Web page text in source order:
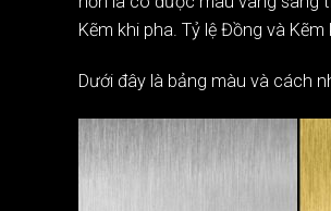
Kẽm khi pha. Tỷ lệ Đồng và
Dưới đây là bảng màu và cách